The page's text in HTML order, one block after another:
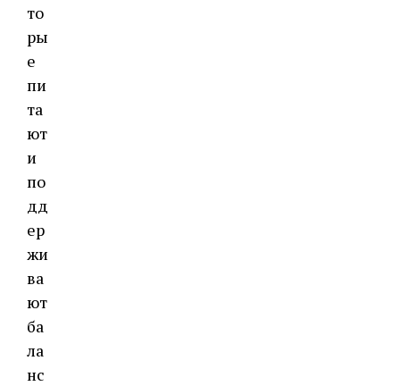
то
ры
е
пи
та
ют
и
по
дд
ер
жи
ва
ют
ба
ла
нс